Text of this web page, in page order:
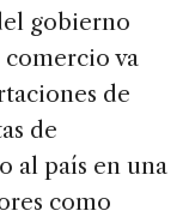
gobierno
va
de
de
al país en una
como